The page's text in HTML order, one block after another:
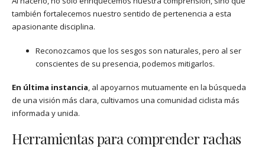
también fortalecemos nuestro sentido de pertenencia a esta
apasionante disciplina.
Reconozcamos que los sesgos son naturales, pero al ser
conscientes de su presencia, podemos mitigarlos.
En última instancia, al apoyarnos mutuamente en la búsqueda
de una visión más clara, cultivamos una comunidad ciclista más
informada y unida.
Herramientas para comprender rachas